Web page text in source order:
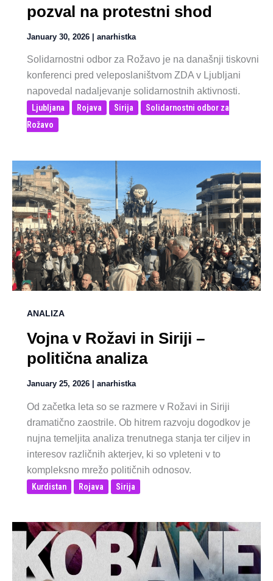
pozval na protestni shod
January 30, 2026 | anarhistka
Solidarnostni odbor za Rožavo je na današnji tiskovni
konferenci pred veleposlaništvom ZDA v Ljubljani
napovedal nadaljevanje solidarnostnih aktivnosti.
Ljubljana Rojava Sirija
Solidarnostni odbor za
Rožavo
ANALIZA
Vojna v Rožavi in Siriji –
politična analiza
January 25, 2026 anarhistka
Od začetka leta so se razmere v Rožavi in Siriji
dramatično zaostrile. Ob hitrem razvoju dogodkov je
nujna temeljita analiza trenutnega stanja ter ciljev in
interesov različnih akterjev, ki so vpleteni v to
kompleksno mrežo političnih odnosov.
Kurdistan Rojava Sirija